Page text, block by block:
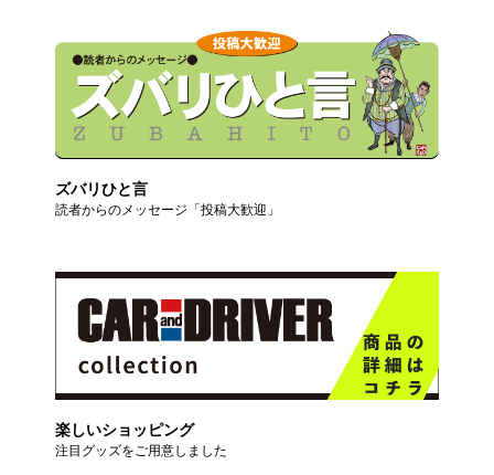
ズバリひと言
読者からのメッセージ「投稿大歓迎」
楽しいショッピング
注目グッズをご用意しました